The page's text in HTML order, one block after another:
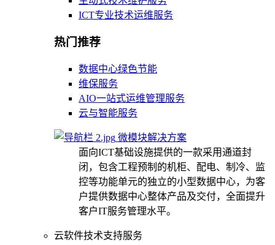
ICT专业技术运维服务
热门推荐
数据中心绿色节能
维保服务
AIO一站式运维管理服务
云与智能服务
微模块解决方案
面向ICT基础设施提供的一款采用通道封
闭，包含工程预制的机柜、配电、制冷、监
控等功能单元的独立的小型数据中心，为客
户提供数据中心整体产品及交付，全面提升
客户IT服务管理水平。
云软件技术支持服务